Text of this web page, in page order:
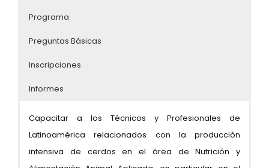
Programa
Preguntas Básicas
Inscripciones
Informes
Capacitar a los Técnicos y Profesionales de
Latinoamérica relacionados con la producción
intensiva de cerdos en el área de Nutrición y